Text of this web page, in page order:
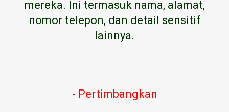
mereka. Ini termasuk nama, alamat,
nomor telepon, dan detail sensitif
lainnya.
- Pertimbangkan